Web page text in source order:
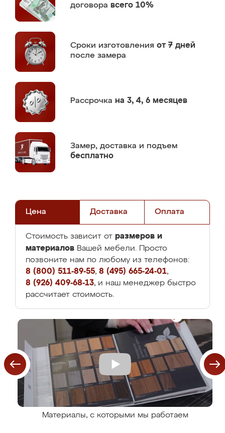
договора всего 10%
Сроки изготовления от 7 дней
после замера
Рассрочка на 3, 4, 6 месяцев
Замер, доставка и подъем
бесплатно
Цена Доставка Оплата
Стоимость зависит от размеров и
материалов Вашей мебели. Просто
позвоните нам по любому из телефонов:
8 (800) 511-89-55, 8 (495) 665-24-01,
8 (926) 409-68-13, и наш менеджер быстро
рассчитает стоимость.
Материалы, с которыми мы работаем